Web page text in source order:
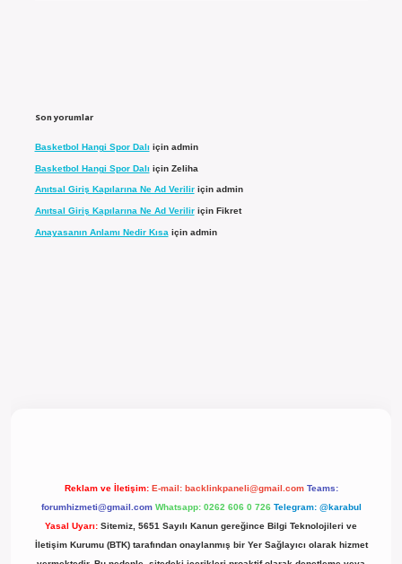
Son yorumlar
Basketbol Hangi Spor Dalı için admin
Basketbol Hangi Spor Dalı için Zeliha
Anıtsal Giriş Kapılarına Ne Ad Veriliriçin admin
Anıtsal Giriş Kapılarına Ne Ad Veriliriçin Fikret
Anayasanın Anlamı Nedir Kısa için admin
Reklam ve İletişim: E-mail: backlinkpaneli@gmail.com Teams:
forumhizmeti@gmail.com Whatsapp: 0262 606 0 726 Telegram: @karabul
Yasal Uyarı: Sitemiz, 5651 Sayılı Kanun gereğince Bilgi Teknolojileri ve
İletişim Kurumu (BTK) tarafından onaylanmış bir Yer Sağlayıcı olarak hizmet